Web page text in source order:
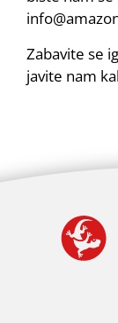
Zabavite se
javite nam